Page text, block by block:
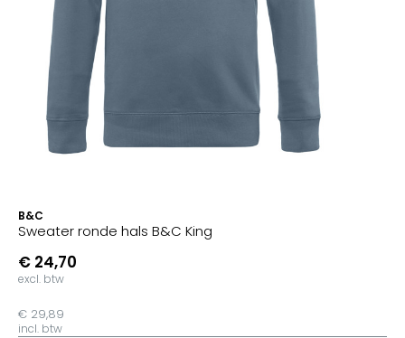
B&C
Sweater ronde hals B&C King
€ 24,70
excl. btw
€ 29,89
incl. btw